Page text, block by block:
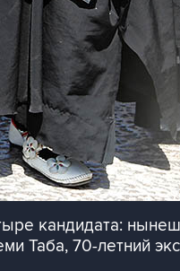
кандидата:
Таба, 70-летний